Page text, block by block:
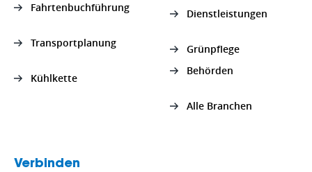
Fahrtenbuchführung
Transportplanung
Kühlkette
Dienstleistungen
Grünpflege
Behörden
Alle Branchen
Verbinden